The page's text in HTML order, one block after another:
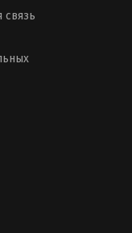
связь